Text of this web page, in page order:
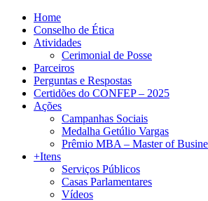
Home
Conselho de Ética
Atividades
Cerimonial de Posse
Parceiros
Perguntas e Respostas
Certidões do CONFEP – 2025
Ações
Campanhas Sociais
Medalha Getúlio Vargas
Prêmio MBA – Master of
+Itens
Serviços Públicos
Casas Parlamentares
Vídeos